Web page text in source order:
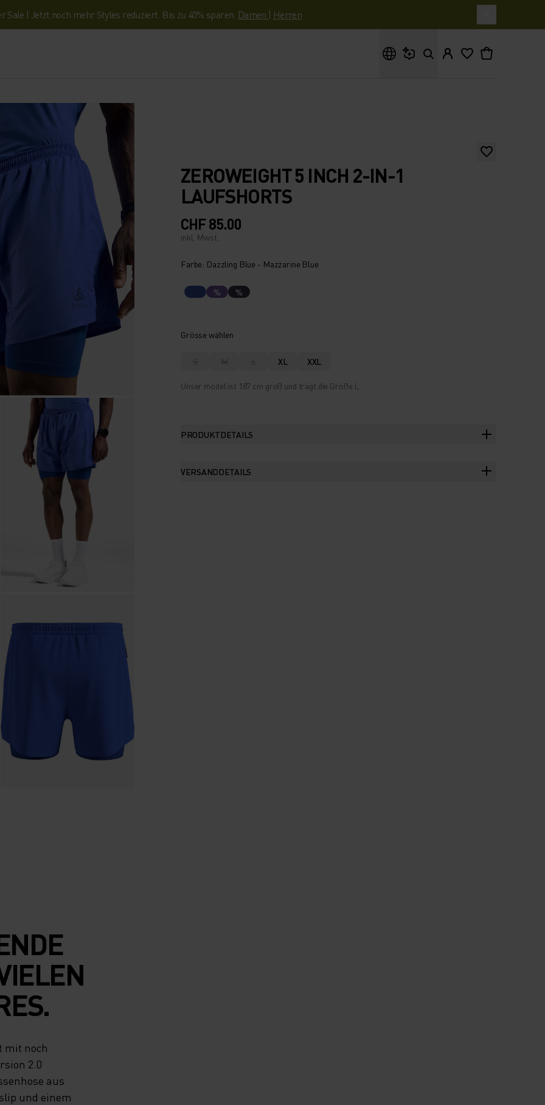
Sale | Jetzt noch mehr Styles reduziert. Bis zu 40% sparen. Damen | Herren
ZEROWEIGHT 5 INCH 2-IN-1
LAUFSHORTS
CHF 85.00
inkl. Mwst.
Farbe: Dazzling Blue - Mazzarine Blue
% %
Grösse wählen
S M L XL XXL
Unser model ist 187 cm groß und trägt die Größe L.
PRODUKTDETAILS
VERSANDDETAILS
mit noch
2.0
aus
und einem